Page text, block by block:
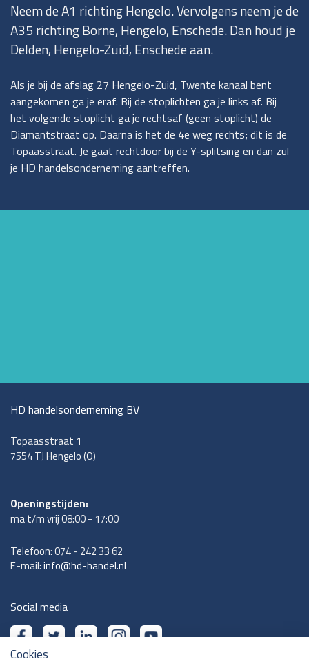
Neem de A1 richting Hengelo. Vervolgens neem je de
A35 richting Borne, Hengelo, Enschede. Dan houd je
Delden, Hengelo-Zuid, Enschede aan.
Als je bij de afslag 27 Hengelo-Zuid, Twente kanaal bent
aangekomen ga je eraf. Bij de stoplichten ga je links af. Bij
het volgende stoplicht ga je rechtsaf (geen stoplicht) de
Diamantstraat op. Daarna is het de 4e weg rechts; dit is de
Topaasstraat. Je gaat rechtdoor bij de Y-splitsing en dan zul
je HD handelsonderneming aantreffen.
HD handelsonderneming BV
Topaasstraat 1
7554 TJ Hengelo (O)
Openingstijden:
ma t/m vrij 08:00 - 17:00
Telefoon:074 - 242 33 62
E-mail:info@hd-handel.nl
Social media
Cookies